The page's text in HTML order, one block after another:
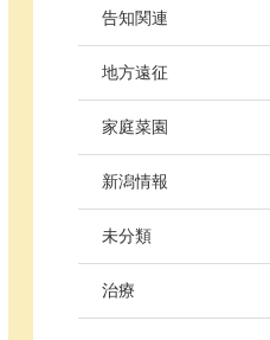
告知関連
地方遠征
家庭菜園
新潟情報
未分類
治療